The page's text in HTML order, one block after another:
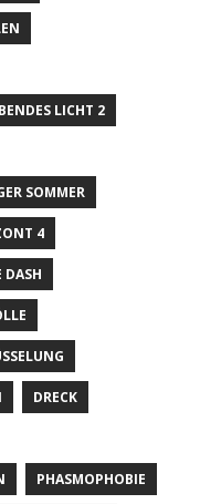
LICHT 2
SOMMER
4
DASH
DRECK
PHASMOPHOBIE